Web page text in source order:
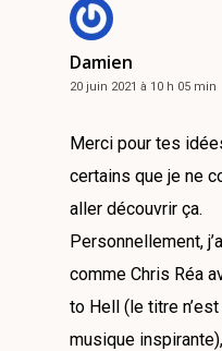
Damien
20 juin 2021 à 10 h 05 min
Merci pour tes
certains que je ne
aller découvrir ça.
Personnellement,
comme Chris Réa
to Hell (le titre
musique